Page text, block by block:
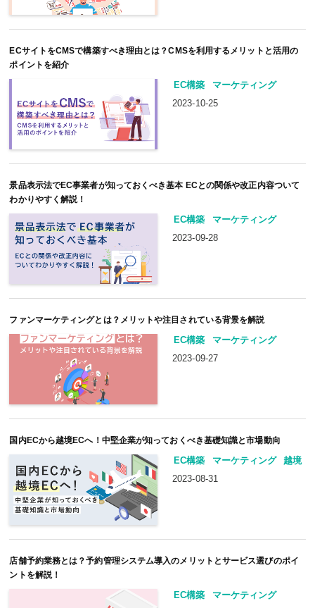
ECサイトをCMSで構築すべき理由とは？CMSを利用するメリットと活用の
ポイントを紹介
EC構築
マーケティング
2023-10-25
景品表示法でEC事業者が知っておくべき基本 ECとの関係や改正内容ついて
わかりやすく解説！
EC構築
マーケティング
2023-09-28
ファンマーケティングとは？メリットや注目されている背景を解説
EC構築
マーケティング
2023-09-27
国内ECから越境ECへ！中堅企業が知っておくべき基礎知識と市場動向
EC構築 マーケティング
越境
2023-08-31
店舗予約業務とは？予約管理システム導入のメリットとサービス選びのポイ
ントを解説！
EC構築
マーケティング